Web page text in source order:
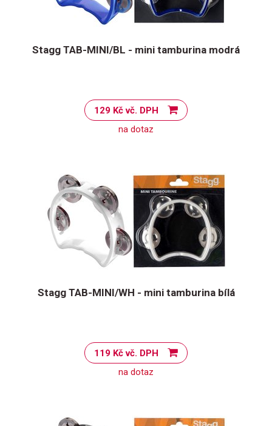
Stagg TAB-MINI/BL - mini tamburina modrá
129 Kč vč. DPH
na dotaz
Stagg TAB-MINI/WH - mini tamburina bílá
119 Kč vč. DPH
na dotaz